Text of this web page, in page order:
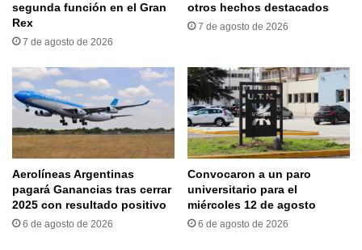
segunda función en el Gran
Rex
7 de agosto de 2026
otros hechos destacados
7 de agosto de 2026
Aerolíneas Argentinas
pagará Ganancias tras cerrar
2025 con resultado positivo
6 de agosto de 2026
Convocaron a un paro
universitario para el
miércoles 12 de agosto
6 de agosto de 2026